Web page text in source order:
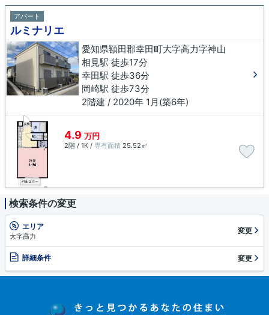
アパート
ルミナリエ
愛知県額田郡幸田町大字高力字神山
相見駅 徒歩17分
幸田駅 徒歩36分
岡崎駅 徒歩73分
2階建 / 2020年 1月(築6年)
4.9 万円
2階 / 1K / 専有面積 25.52㎡
検索条件の変更
エリア
大字高力
変更
詳細条件 変更